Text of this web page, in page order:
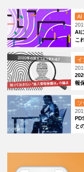
AI
AI
こ
イ
報
ソ
と